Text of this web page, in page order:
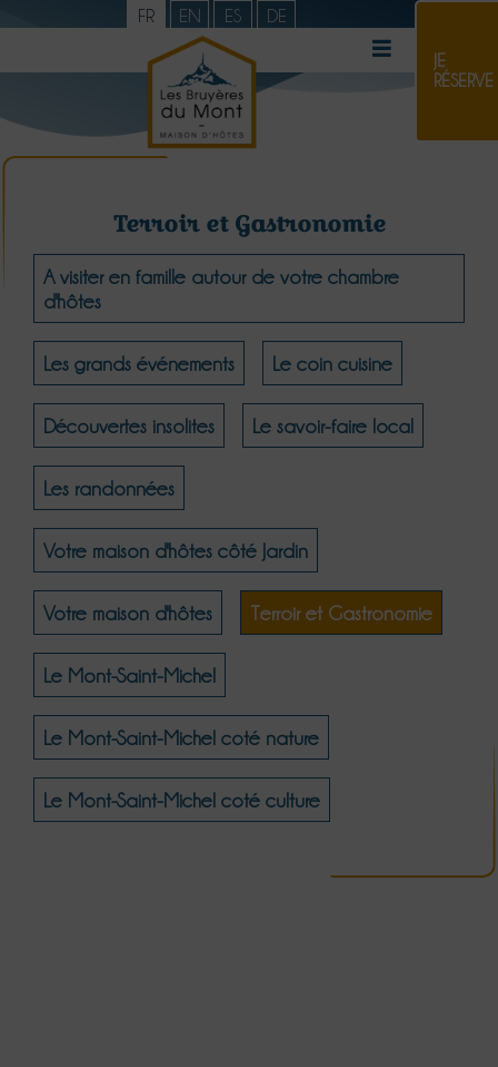
FR EN ES DE
JE
RÉSERVE
Terroir et Gastronomie
A visiter en famille autour de votre chambre
d'hôtes
Les grands événements Le coin cuisine
Découvertes insolites Le savoir-faire local
Les randonnées
Votre maison d'hôtes côté Jardin
Votre maison d'hôtes Terroir et Gastronomie
Le Mont-Saint-Michel
Le Mont-Saint-Michel coté nature
Le Mont-Saint-Michel coté culture